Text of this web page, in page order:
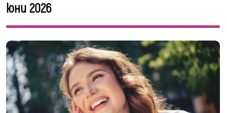
юни 2026